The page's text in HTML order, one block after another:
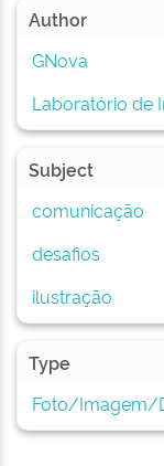
Author
GNova
Laboratório de
Subject
comunicação
desafios
ilustração
Type
Foto/Imagem/